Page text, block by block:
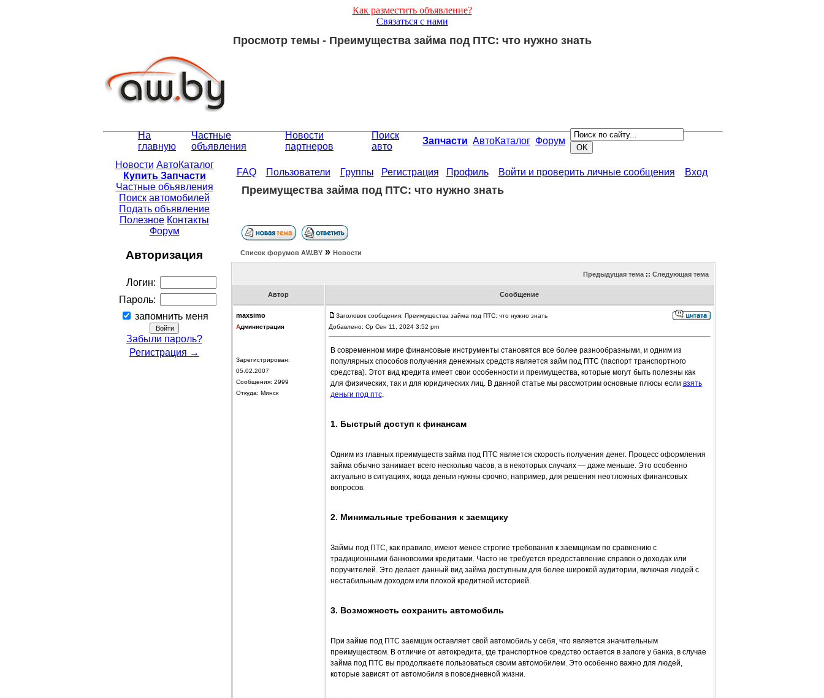
Как разместить объявление?
Связаться с нами
Просмотр темы - Преимущества займа под ПТС: что нужно знать
На
главную
Частные
объявления
Новости
партнеров
Поиск
авто
Запчасти АвтоКаталог Форум
Новости АвтоКаталог
Купить Запчасти
Частные объявления
Поиск автомобилей
Подать объявление
Полезное Контакты
Форум
Авторизация
Логин:
Пароль:
запомнить меня
Забыли пароль?
Регистрация →
FAQ Пользователи Группы Регистрация Профиль Войти и проверить личные сообщения Вход
Преимущества займа под ПТС: что нужно знать
Список форумов АW.BY» Новости
Предыдущая тема:: Следующая тема
Автор Сообщение
maxsimo
Администрация
Зарегистрирован:
05.02.2007
Сообщения: 2999
Откуда: Минск
Заголовок сообщения: Преимущества займа под ПТС: что нужно знать
Добавлено: Ср Сен 11, 2024 3:52 pm
В современном мире финансовые инструменты становятся все более разнообразными, и одним из
популярных способов получения денежных средств является займ под ПТС (паспорт транспортного
средства). Этот вид кредита имеет свои особенности и преимущества, которые могут быть полезны как
для физических, так и для юридических лиц. В данной статье мы рассмотрим основные плюсы если взять
деньги под птс.
1. Быстрый доступ к финансам
Одним из главных преимуществ займа под ПТС является скорость получения денег. Процесс оформления
займа обычно занимает всего несколько часов, а в некоторых случаях — даже меньше. Это особенно
актуально в ситуациях, когда деньги нужны срочно, например, для решения неотложных финансовых
вопросов.
2. Минимальные требования к заемщику
Займы под ПТС, как правило, имеют менее строгие требования к заемщикам по сравнению с
традиционными банковскими кредитами. Часто не требуется предоставление справок о доходах или
поручителей. Это делает данный вид займа доступным для более широкой аудитории, включая людей с
нестабильным доходом или плохой кредитной историей.
3. Возможность сохранить автомобиль
При займе под ПТС заемщик оставляет свой автомобиль у себя, что является значительным
преимуществом. В отличие от автокредита, где транспортное средство остается в залоге у банка, в случае
займа под ПТС вы продолжаете пользоваться своим автомобилем. Это особенно важно для людей,
которые зависят от автомобиля в повседневной жизни.